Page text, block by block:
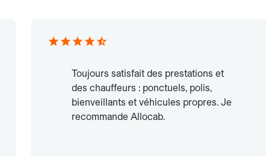
Toujours satisfait des prestations et
des chauffeurs : ponctuels, polis,
bienveillants et véhicules propres. Je
recommande Allocab.